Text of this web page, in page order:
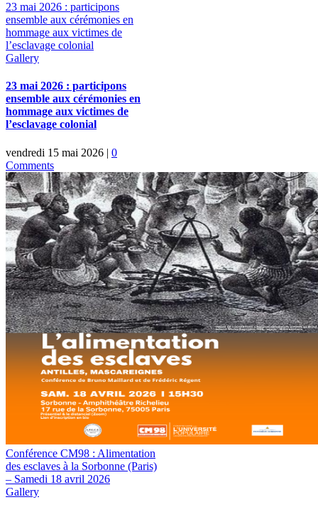
23 mai 2026 : participons
ensemble aux cérémonies en
hommage aux victimes de
l’esclavage colonial
Gallery
23 mai 2026 : participons
ensemble aux cérémonies en
hommage aux victimes de
l’esclavage colonial
vendredi 15 mai 2026 | 0
Comments
Conférence CM98 : Alimentation
des esclaves à la Sorbonne (Paris)
– Samedi 18 avril 2026
Gallery